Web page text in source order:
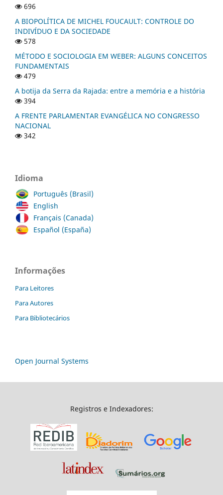
696
A BIOPOLÍTICA DE MICHEL FOUCAULT: CONTROLE DO
INDIVÍDUO E DA SOCIEDADE
578
MÉTODO E SOCIOLOGIA EM WEBER: ALGUNS CONCEITOS
FUNDAMENTAIS
479
A botija da Serra da Rajada: entre a memória e a história
394
A FRENTE PARLAMENTAR EVANGÉLICA NO CONGRESSO
NACIONAL
342
Idioma
Português (Brasil)
English
Français (Canada)
Español (España)
Informações
Para Leitores
Para Autores
Para Bibliotecários
Open Journal Systems
Registros e Indexadores: